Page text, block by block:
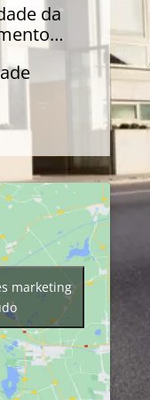
da
marketing